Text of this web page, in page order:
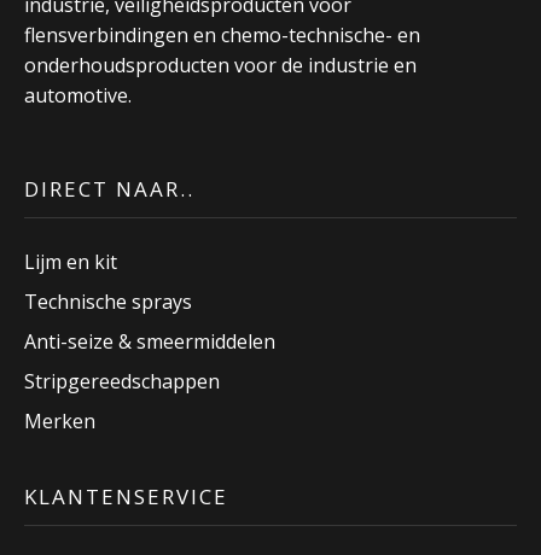
flensverbindingen en chemo-technische- en
onderhoudsproducten voor de industrie en
automotive.
DIRECT NAAR..
Lijm en kit
Technische sprays
Anti-seize & smeermiddelen
Stripgereedschappen
Merken
KLANTENSERVICE